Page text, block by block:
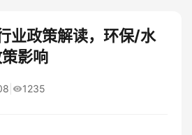
业政策解读，环保/水
影响
1235